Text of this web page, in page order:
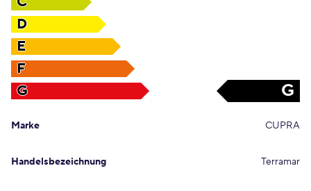
D
E
F
G
G
Marke CUPRA
Handelsbezeichnung Terramar